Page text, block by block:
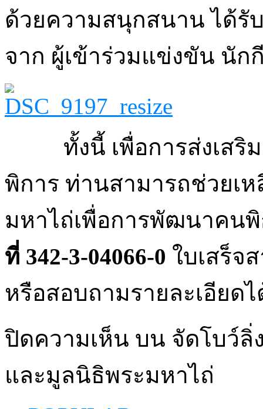
ด้วยความสนุกสนาน ได้รั
จาก ผู้เข้าร่วมแข่งขัน นัก
ทั้งนี้ เพื่อการส่งเ
พิการ ท่านสามารถช่วยเ
มหาไถ่เพื่อการพัฒนาคน
ที่ 342-3-04066-0 ใบเสร็จ
หรือสอบถามรายละเอียดไ
ปิดความเห็น บน จัดโบว์
และมูลนิธิพระมหาไถ่